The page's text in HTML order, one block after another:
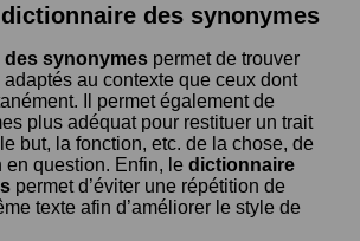
dictionnaire des synonymes
synonymes permet de trouver
au contexte que ceux dont
Il permet également de
plus adéquat pour restituer un trait
but, la fonction, etc. de la chose, de
en question. Enfin, le dictionnaire
permet d’éviter une répétition de
texte afin d’améliorer le style de